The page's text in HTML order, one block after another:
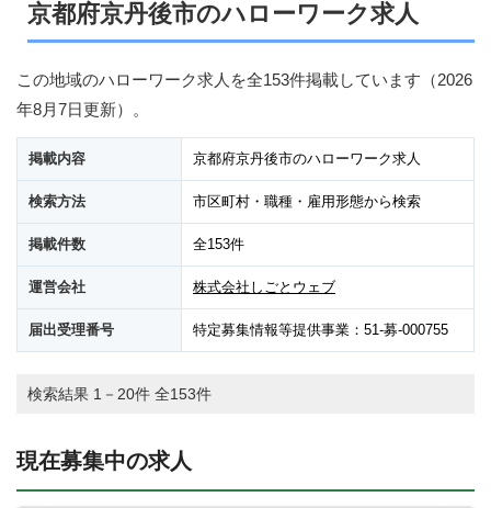
京都府京丹後市のハローワーク求人
この地域のハローワーク求人を全153件掲載しています（2026
年8月7日更新）。
掲載内容 京都府京丹後市のハローワーク求人
検索方法 市区町村・職種・雇用形態から検索
掲載件数 全153件
運営会社 株式会社しごとウェブ
届出受理番号 特定募集情報等提供事業：51-募-000755
検索結果 1－20件 全153件
現在募集中の求人